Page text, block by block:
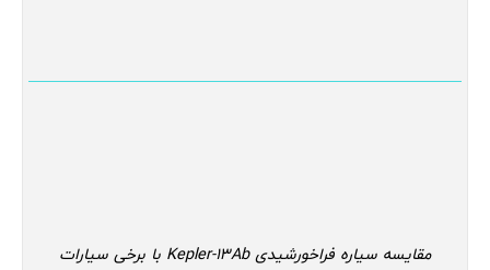
مقایسه سیاره فراخورشیدی Kepler-13Ab با برخی سیارات